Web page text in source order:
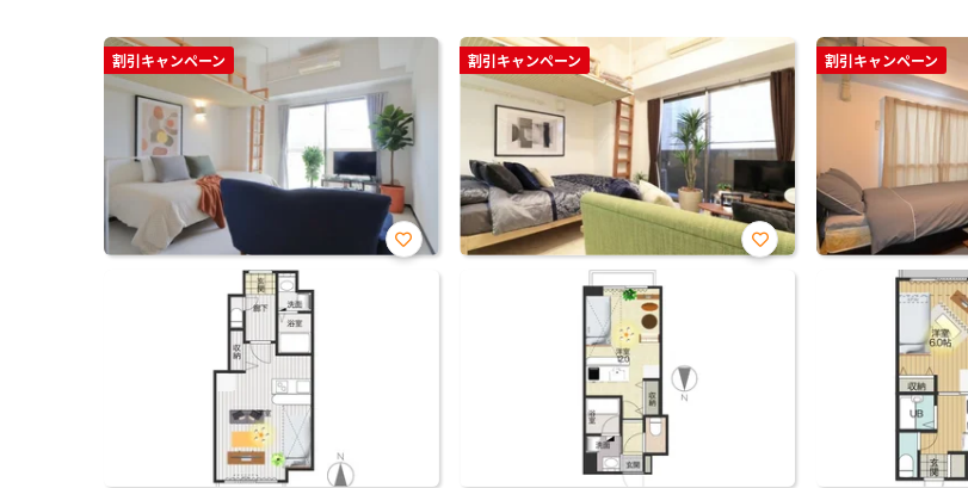
割引キャンペーン
お気
割引キャンペーン
お気
割引キャンペーン